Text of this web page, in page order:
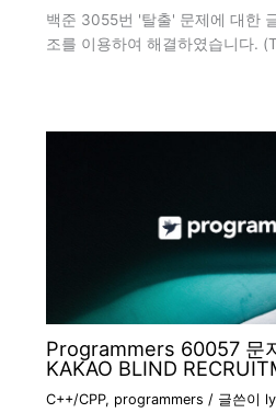
백준 3055번 '탈출' 문제에 대한
조를 이용하여 해결하였습니다.
Programmers 60057 문
KAKAO BLIND
C++/CPP, programmers / 글쓴이